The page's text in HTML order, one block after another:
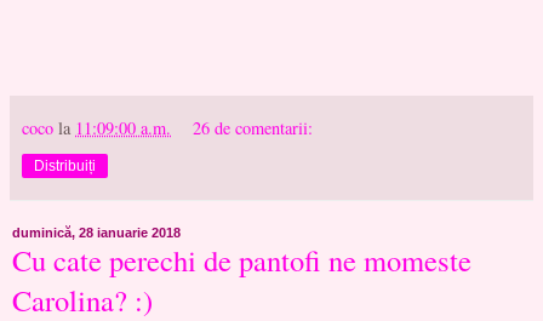
coco la 11:09:00 a.m. 26 de comentarii:
Distribuiți
duminică, 28 ianuarie 2018
Cu cate perechi de pantofi ne momeste
Carolina? :)